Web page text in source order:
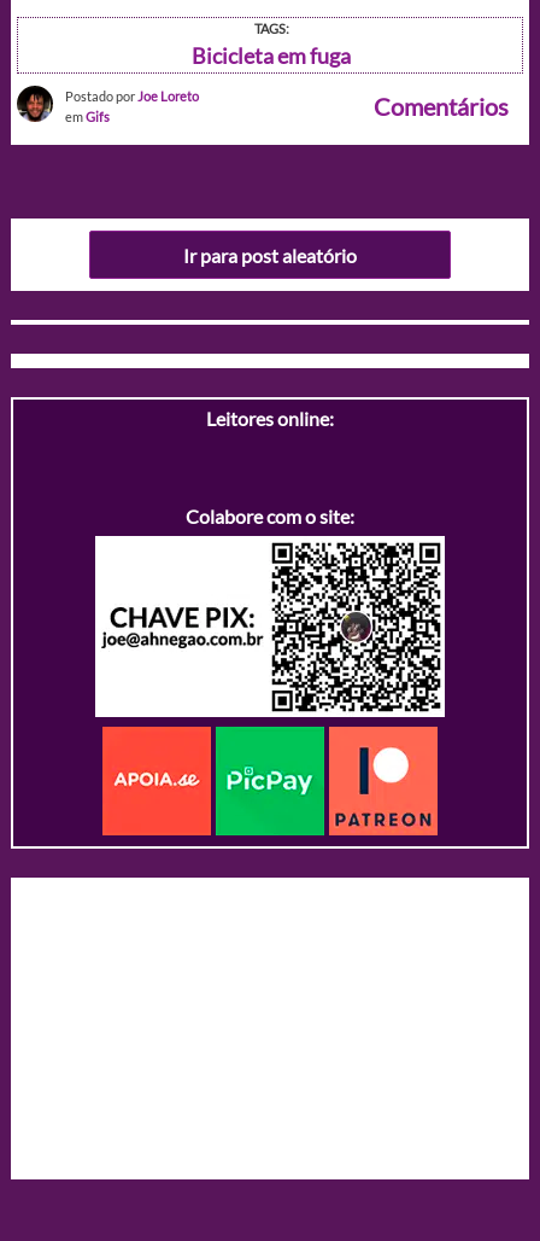
TAGS:
Bicicleta em fuga
Postado por Joe Loreto
emGifs Comentários
Ir para post aleatório
Leitores online:
Colabore com o site: